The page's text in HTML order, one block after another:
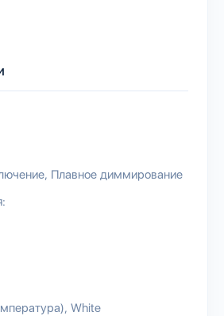
Плавное диммирование
White